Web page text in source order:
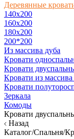
Деревянные
140x200
160х200
180х200
200*200
Из массива дуба
Кровати
Кровати
Кровати из
Кровати
Зеркала
Комоды
Кровати
Назад
Каталог/Спальня/